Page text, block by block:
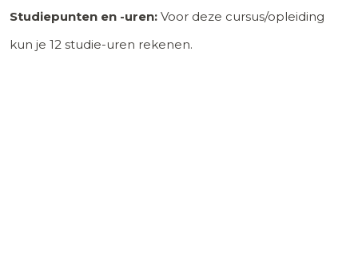
Studiepunten en -uren: Voor deze cursus/opleiding
kun je 12 studie-uren rekenen.